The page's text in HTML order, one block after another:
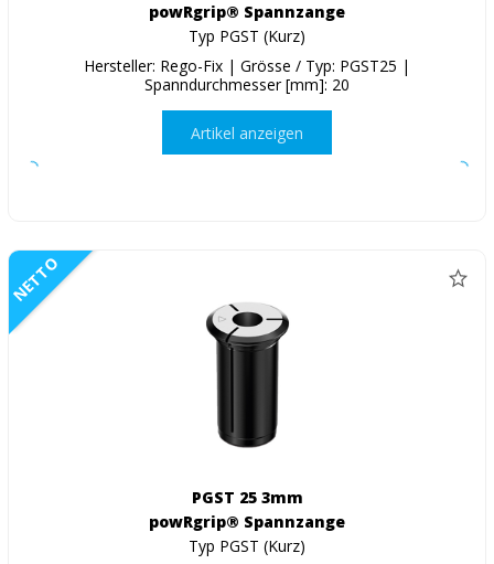
powRgrip® Spannzange
Typ PGST (Kurz)
Hersteller: Rego-Fix | Grösse / Typ: PGST25 |
Spanndurchmesser [mm]: 20
Artikel anzeigen
NETTO
PGST 25 3mm
powRgrip® Spannzange
Typ PGST (Kurz)